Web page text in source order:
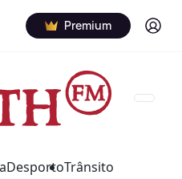
Premium Log in
DesportoTrânsito